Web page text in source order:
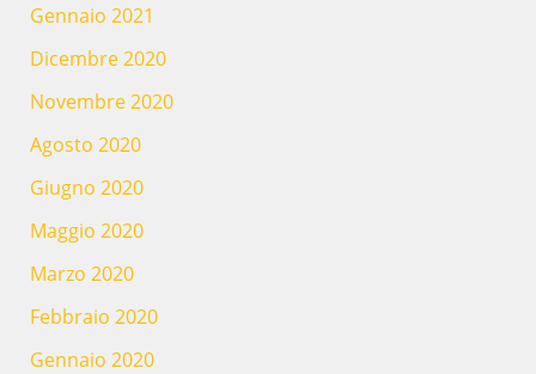
Gennaio 2021
Dicembre 2020
Novembre 2020
Agosto 2020
Giugno 2020
Maggio 2020
Marzo 2020
Febbraio 2020
Gennaio 2020